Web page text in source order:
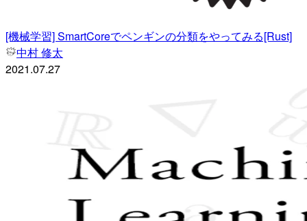
[機械学習] SmartCoreでペンギンの分類をやってみる[Rust]
中村 修太
2021.07.27